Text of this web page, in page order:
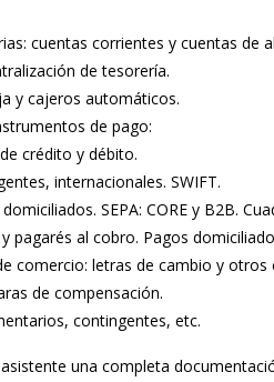
cuentas corrientes y cuentas de
de tesorería.
y cajeros automáticos.
de pago:
crédito y débito.
internacionales. SWIFT.
SEPA: CORE y B2B.
pagarés al cobro. Pagos
comercio: letras de cambio y otros
de compensación.
contingentes, etc.
una completa